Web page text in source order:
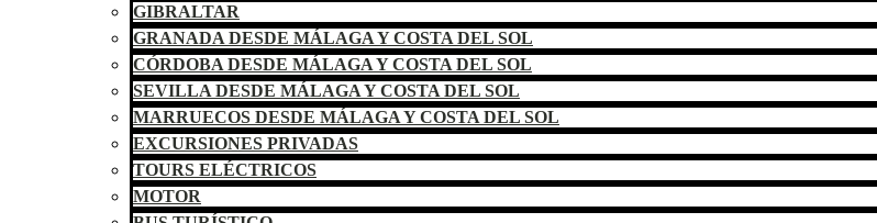
GIBRALTAR
GRANADA DESDE MÁLAGA Y COSTA DEL SOL
CÓRDOBA DESDE MÁLAGA Y COSTA DEL SOL
SEVILLA DESDE MÁLAGA Y COSTA DEL SOL
MARRUECOS DESDE MÁLAGA Y COSTA DEL SOL
EXCURSIONES PRIVADAS
TOURS ELÉCTRICOS
MOTOR